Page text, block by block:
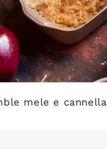
mele e cannella